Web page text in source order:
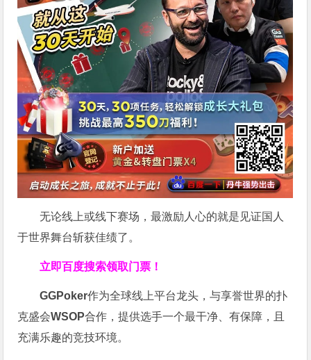
无论线上或线下赛场，最激励人心的就是见证国人
于世界舞台斩获佳绩了。
立即百度搜索领取门票！
GGPoker作为全球线上平台龙头，与享誉世界的扑
克盛会WSOP合作，提供选手一个最干净、有保障，且
充满乐趣的竞技环境。